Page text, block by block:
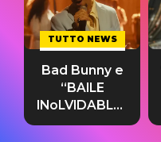
TUTTO NEWS
Bad Bunny e
“BAILE
INoLVIDABLE”:
testo,